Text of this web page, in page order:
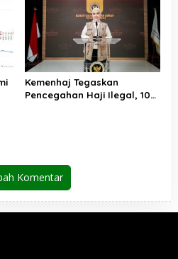
Kemenhaj Tegaskan
Pencegahan Haji Ilegal, 10
Komentar